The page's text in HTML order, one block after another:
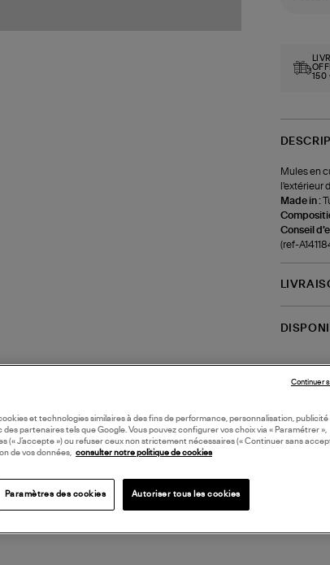
150
Mules en
l'extérieur
Made in :
Conseil
(ref-
et technologies similaires à des fins de performance, personnalisation, publicité
partenaires tels que Google. Vous pouvez configurer vos choix via « Paramétrer »,
(« J’accepte ») ou refuser ceux non strictement nécessaires (« Continuer sans
de vos données, consulter notre politique de cookies
Paramètres des cookies Autoriser tous les cookies
Continuer